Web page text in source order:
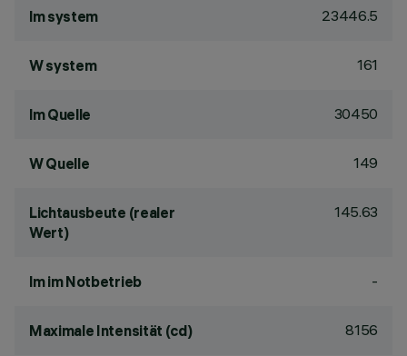
lm system 23446.5
W system 161
lm Quelle 30450
W Quelle 149
Lichtausbeute (realer
Wert)
145.63
lm im Notbetrieb -
Maximale Intensität (cd) 8156